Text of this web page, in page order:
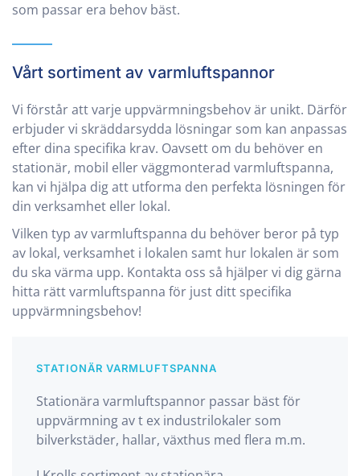
som passar era behov bäst.
Vårt sortiment av varmluftspannor
Vi förstår att varje uppvärmningsbehov är unikt. Därför
erbjuder vi skräddarsydda lösningar som kan anpassas
efter dina specifika krav. Oavsett om du behöver en
stationär, mobil eller väggmonterad varmluftspanna,
kan vi hjälpa dig att utforma den perfekta lösningen för
din verksamhet eller lokal.
Vilken typ av varmluftspanna du behöver beror på typ
av lokal, verksamhet i lokalen samt hur lokalen är som
du ska värma upp. Kontakta oss så hjälper vi dig gärna
hitta rätt varmluftspanna för just ditt specifika
uppvärmningsbehov!
STATIONÄR VARMLUFTSPANNA
Stationära varmluftspannor passar bäst för
uppvärmning av t ex industrilokaler som
bilverkstäder, hallar, växthus med flera m.m.